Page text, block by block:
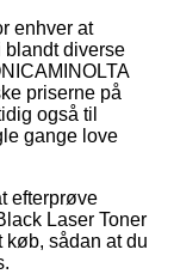
enhver at
blandt diverse
priserne på
også til
gange love
efterprøve
Laser Toner
køb, sådan at du